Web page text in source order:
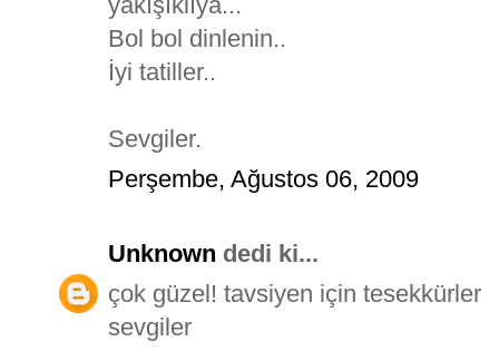
Bol bol dinlenin..
İyi tatiller..
Sevgiler.
Perşembe, Ağustos 06, 2009
Unknown dedi ki...
çok güzel! tavsiyen için tesekkürler
sevgiler